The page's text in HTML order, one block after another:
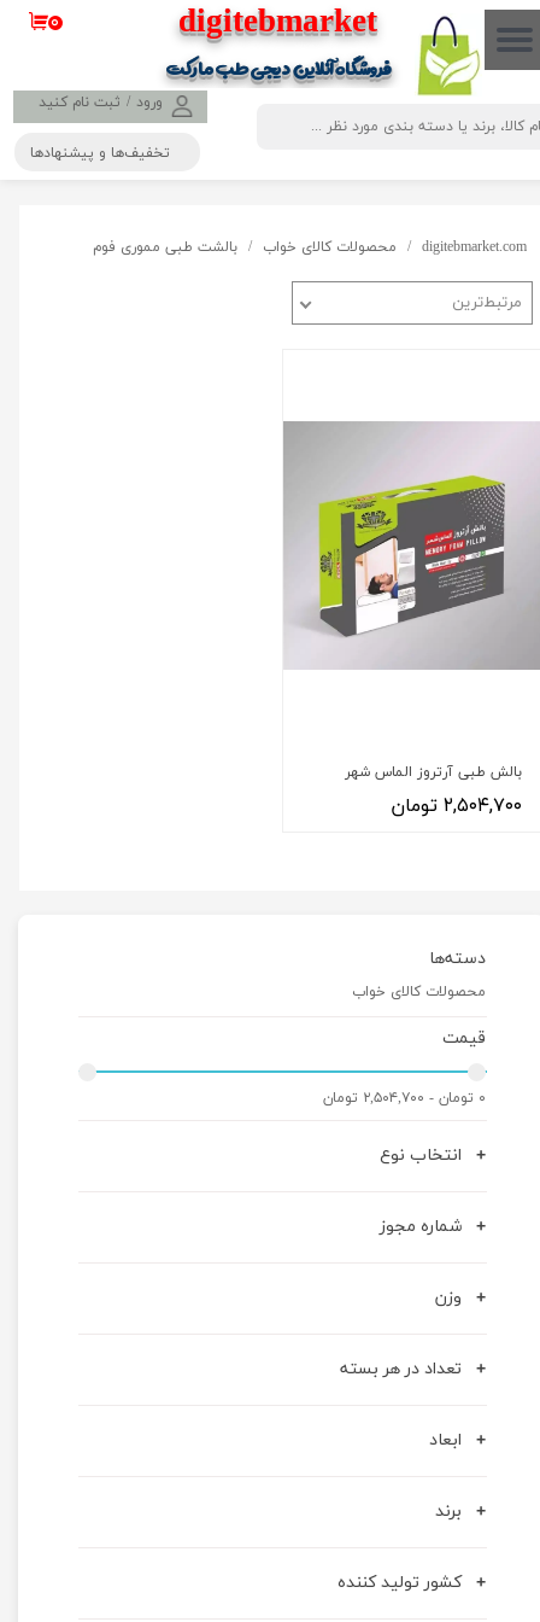
​​​​​​​​digitebmarket
فروشگاه آنلاین دیجی طب مارکت
ورود / ثبت نام کنید
حساب کاربری من
تغییر گذر واژه
۰
تخفیف‌ها و پیشنهادها
دسته‌ها
محصولات کالای خواب
قیمت
۰ تومان - ۲,۵۰۴,۷۰۰ تومان
انتخاب نوع
شماره مجوز
وزن
تعداد در هر بسته
ابعاد
برند
کشور تولید کننده
digitebmarket.com محصولات کالای خواب بالشت طبی مموری فوم
مرتبط‌ترین
بالش طبی آرتروز الماس شهر
۲,۵۰۴,۷۰۰ تومان